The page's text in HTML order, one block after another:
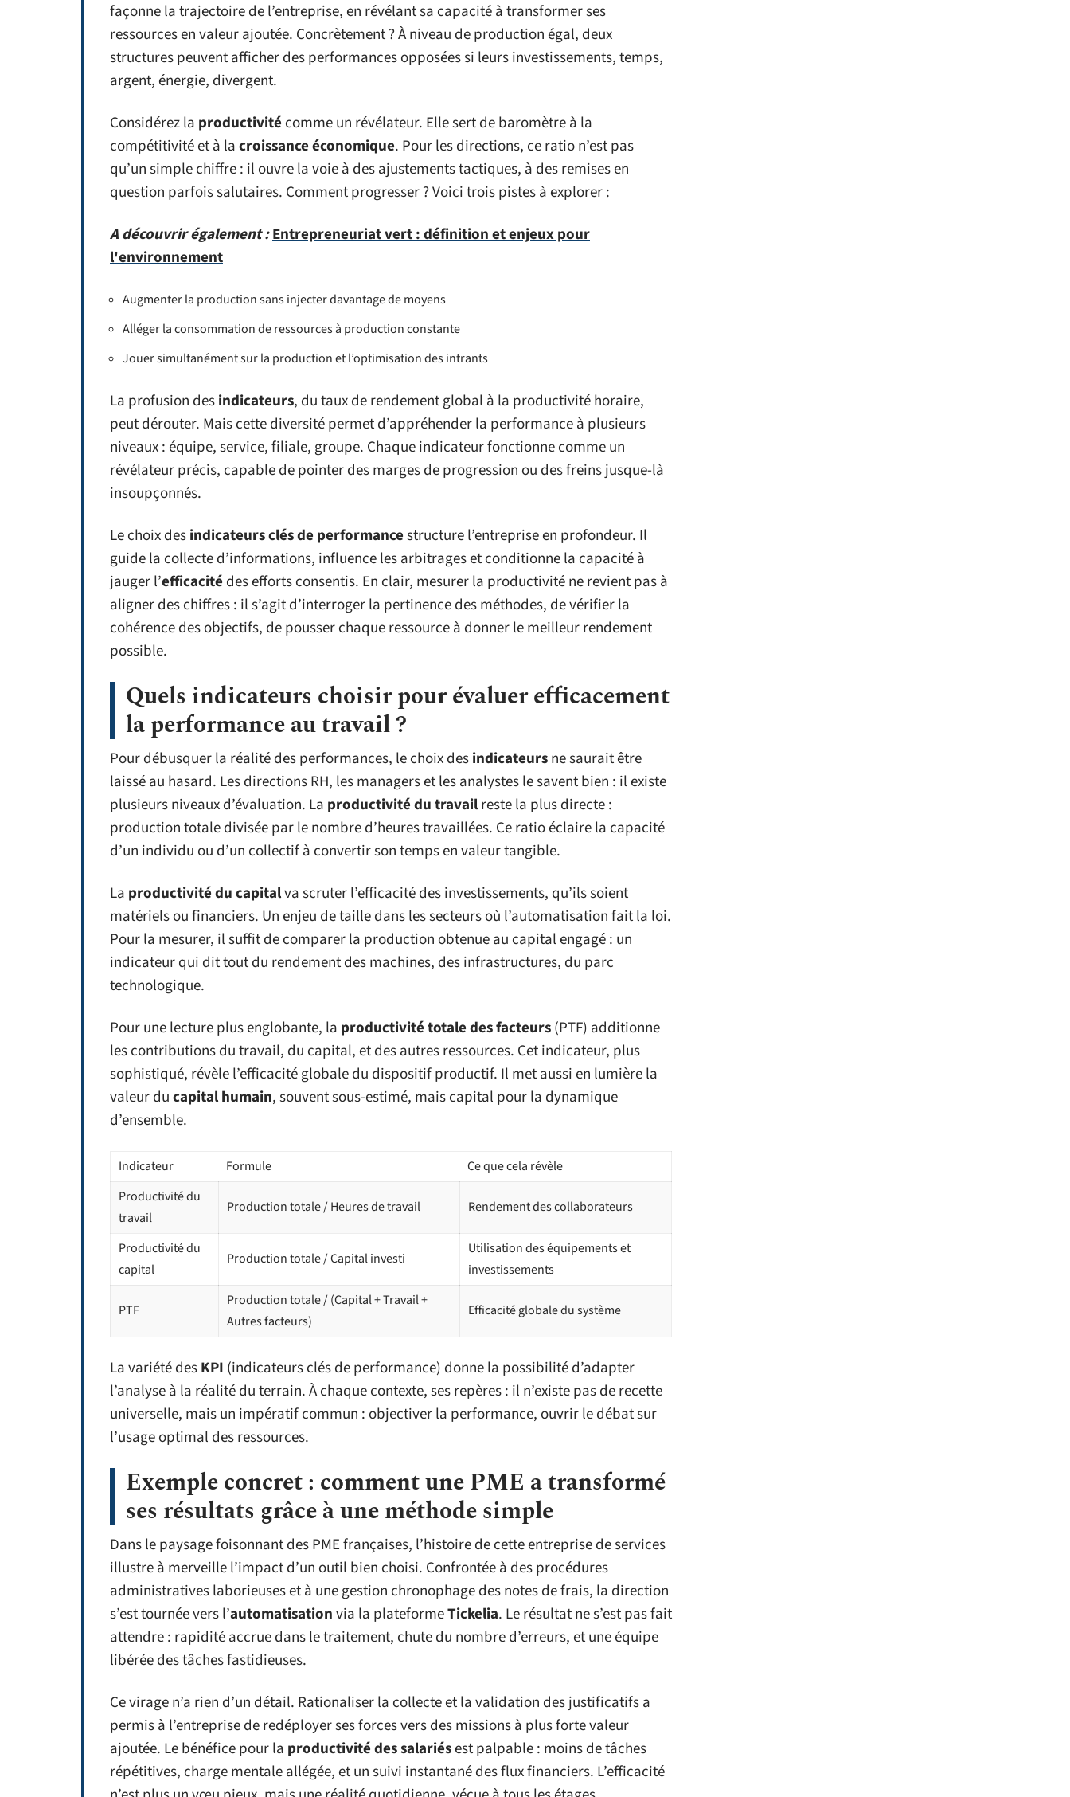
façonne la trajectoire de l’entreprise, en révélant sa capacité à transformer ses
ressources en valeur ajoutée. Concrètement ? À niveau de production égal, deux
structures peuvent afficher des performances opposées si leurs investissements, temps,
argent, énergie, divergent.
Considérez la productivité comme un révélateur. Elle sert de baromètre à la
compétitivité et à lacroissance économique. Pour les directions, ce ratio n’est pas
qu’un simple chiffre : il ouvre la voie à des ajustements tactiques, à des remises en
question parfois salutaires. Comment progresser ? Voici trois pistes à explorer :
A découvrir également :Entrepreneuriat vert : définition et enjeux pour
l'environnement
Augmenter la production sans injecter davantage de moyens
Alléger la consommation de ressources à production constante
Jouer simultanément sur la production et l’optimisation des intrants
La profusion desindicateurs, du taux de rendement global à la productivité horaire,
peut dérouter. Mais cette diversité permet d’appréhender la performance à plusieurs
niveaux : équipe, service, filiale, groupe. Chaque indicateur fonctionne comme un
révélateur précis, capable de pointer des marges de progression ou des freins jusque-là
insoupçonnés.
Le choix desindicateurs clés de performancestructure l’entreprise en profondeur. Il
guide la collecte d’informations, influence les arbitrages et conditionne la capacité à
jauger l’efficacité des efforts consentis. En clair, mesurer la productivité ne revient pas à
aligner des chiffres : il s’agit d’interroger la pertinence des méthodes, de vérifier la
cohérence des objectifs, de pousser chaque ressource à donner le meilleur rendement
possible.
Quels indicateurs choisir pour évaluer efficacement
la performance au travail ?
Pour débusquer la réalité des performances, le choix desindicateursne saurait être
laissé au hasard. Les directions RH, les managers et les analystes le savent bien : il existe
plusieurs niveaux d’évaluation. La productivité du travailreste la plus directe :
production totale divisée par le nombre d’heures travaillées. Ce ratio éclaire la capacité
d’un individu ou d’un collectif à convertir son temps en valeur tangible.
La productivité du capitalva scruter l’efficacité des investissements, qu’ils soient
matériels ou financiers. Un enjeu de taille dans les secteurs où l’automatisation fait la loi.
Pour la mesurer, il suffit de comparer la production obtenue au capital engagé : un
indicateur qui dit tout du rendement des machines, des infrastructures, du parc
technologique.
Pour une lecture plus englobante, la productivité totale des facteurs(PTF) additionne
les contributions du travail, du capital, et des autres ressources. Cet indicateur, plus
sophistiqué, révèle l’efficacité globale du dispositif productif. Il met aussi en lumière la
valeur ducapital humain, souvent sous-estimé, mais capital pour la dynamique
d’ensemble.
Indicateur Formule
Ce que cela révèle
Productivité du
travail
Production totale / Heures de travail Rendement des collaborateurs
Productivité du
capital
Production totale / Capital investi
Utilisation des équipements et
investissements
PTF
Production totale / (Capital + Travail +
Autres facteurs)
Efficacité globale du système
La variété desKPI (indicateurs clés de performance) donne la possibilité d’adapter
l’analyse à la réalité du terrain. À chaque contexte, ses repères : il n’existe pas de recette
universelle, mais un impératif commun : objectiver la performance, ouvrir le débat sur
l’usage optimal des ressources.
Exemple concret : comment une PME a transformé
ses résultats grâce à une méthode simple
Dans le paysage foisonnant des PME françaises, l’histoire de cette entreprise de services
illustre à merveille l’impact d’un outil bien choisi. Confrontée à des procédures
administratives laborieuses et à une gestion chronophage des notes de frais, la direction
s’est tournée vers l’automatisationvia la plateformeTickelia. Le résultat ne s’est pas fait
attendre : rapidité accrue dans le traitement, chute du nombre d’erreurs, et une équipe
libérée des tâches fastidieuses.
Ce virage n’a rien d’un détail. Rationaliser la collecte et la validation des justificatifs a
permis à l’entreprise de redéployer ses forces vers des missions à plus forte valeur
ajoutée. Le bénéfice pour la productivité des salariésest palpable : moins de tâches
répétitives, charge mentale allégée, et un suivi instantané des flux financiers. L’efficacité